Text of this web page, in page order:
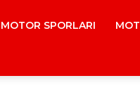
MOTOR SPORLARI